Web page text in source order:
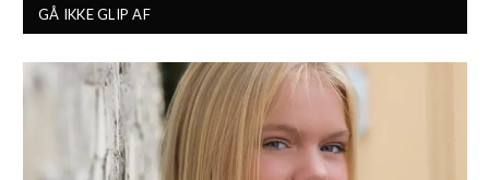
GÅ IKKE GLIP AF